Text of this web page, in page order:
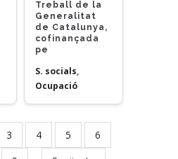
Treball de la
Generalitat
de Catalunya,
cofinançada
pe
S. socials,
Ocupació
Page
3 Page
4 Page
5 Page
6